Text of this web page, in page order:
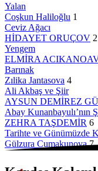
Yalan
Coşkun Haliloğlu 1
Ceviz Ağacı
HİDAYET ORUÇOV 2
Yengem
ELMİRA
Barınak
Zılika Jantasova 4
Ali Akbaş ve Şiir
AYSUN DEMİREZ
Abay Kunanbayulı’nın
ZEHRA TAŞDEMİR 6
Tarihte ve Günümüzde
Gülzura Cumakunova 7